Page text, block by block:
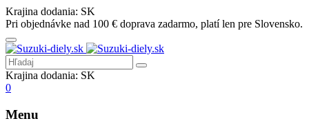
Krajina dodania: SK
Pri objednávke nad 100 € doprava zadarmo, platí len pre Slovensko.
Krajina dodania: SK
0
Menu